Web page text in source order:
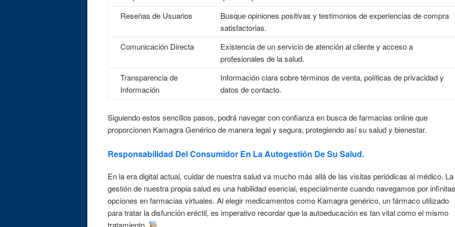
Reseñas de Usuarios
Busque opiniones positivas y testimonios de experiencias de compra
satisfactorias.
Comunicación Directa
Existencia de un servicio de atención al cliente y acceso a
profesionales de la salud.
Transparencia de
Información
Información clara sobre términos de venta, políticas de privacidad y
datos de contacto.
Siguiendo estos sencillos pasos, podrá navegar con confianza en busca de farmacias online que
proporcionen Kamagra Genérico de manera legal y segura, protegiendo así su salud y bienestar.
Responsabilidad Del Consumidor En La Autogestión De Su Salud.
En la era digital actual, cuidar de nuestra salud va mucho más allá de las visitas periódicas al médico. La
gestión de nuestra propia salud es una habilidad esencial, especialmente cuando navegamos por infinitas
opciones en farmacias virtuales. Al elegir medicamentos como Kamagra genérico, un fármaco utilizado
para tratar la disfunción eréctil, es imperativo recordar que la autoeducación es tan vital como el mismo
tratamiento.